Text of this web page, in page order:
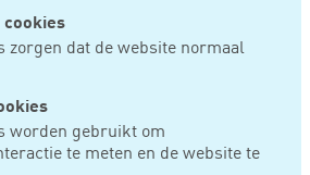
cookies
zorgen dat de website normaal
worden gebruikt om
te meten en de website te
ALS